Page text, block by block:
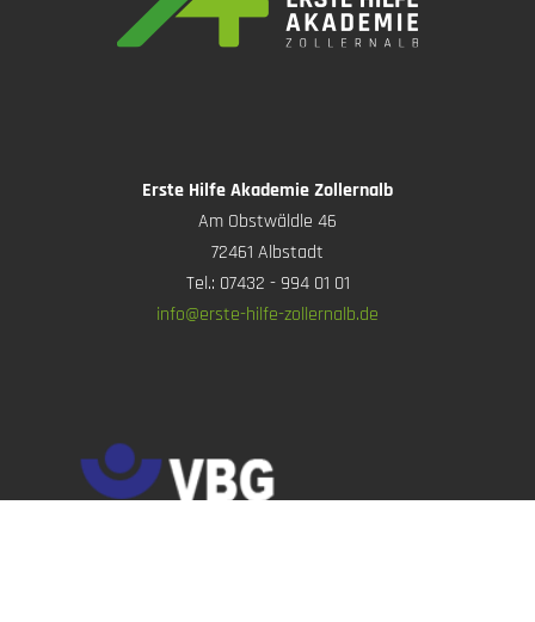
Erste Hilfe Akademie Zollernalb
Am Obstwäldle 46
72461 Albstadt
Tel.: 07432 - 994 01 01
info@erste-hilfe-zollernalb.de